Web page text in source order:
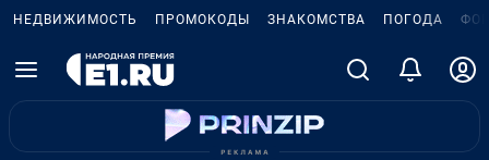
НЕДВИЖИМОСТЬ ПРОМОКОДЫ ЗНАКОМСТВА ПОГОДА